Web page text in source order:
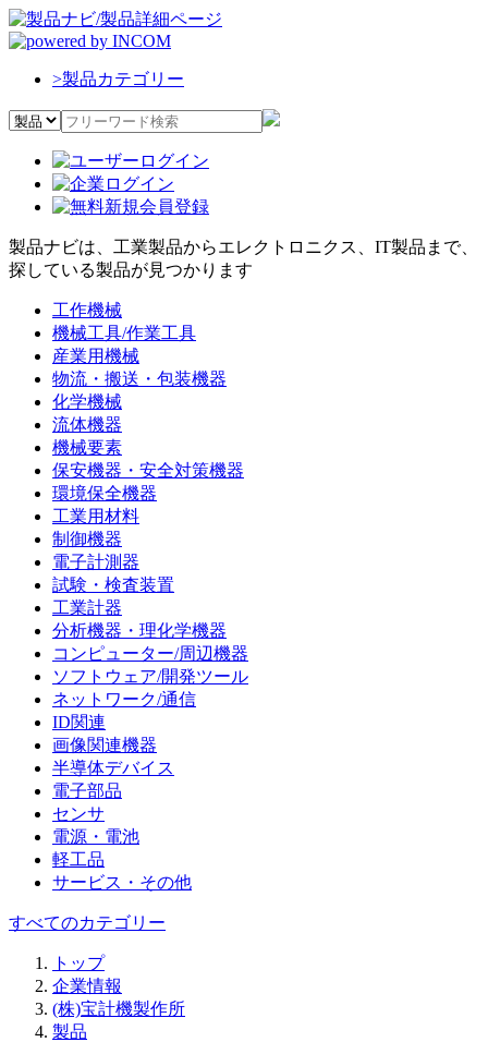
>製品カテゴリー
製品ナビは、工業製品からエレクトロニクス、IT製品まで、
探している製品が見つかります
工作機械
機械工具/作業工具
産業用機械
物流・搬送・包装機器
化学機械
流体機器
機械要素
保安機器・安全対策機器
環境保全機器
工業用材料
制御機器
電子計測器
試験・検査装置
工業計器
分析機器・理化学機器
コンピューター/周辺機器
ソフトウェア/開発ツール
ネットワーク/通信
ID関連
画像関連機器
半導体デバイス
電子部品
センサ
電源・電池
軽工品
サービス・その他
すべてのカテゴリー
トップ
企業情報
(株)宝計機製作所
製品